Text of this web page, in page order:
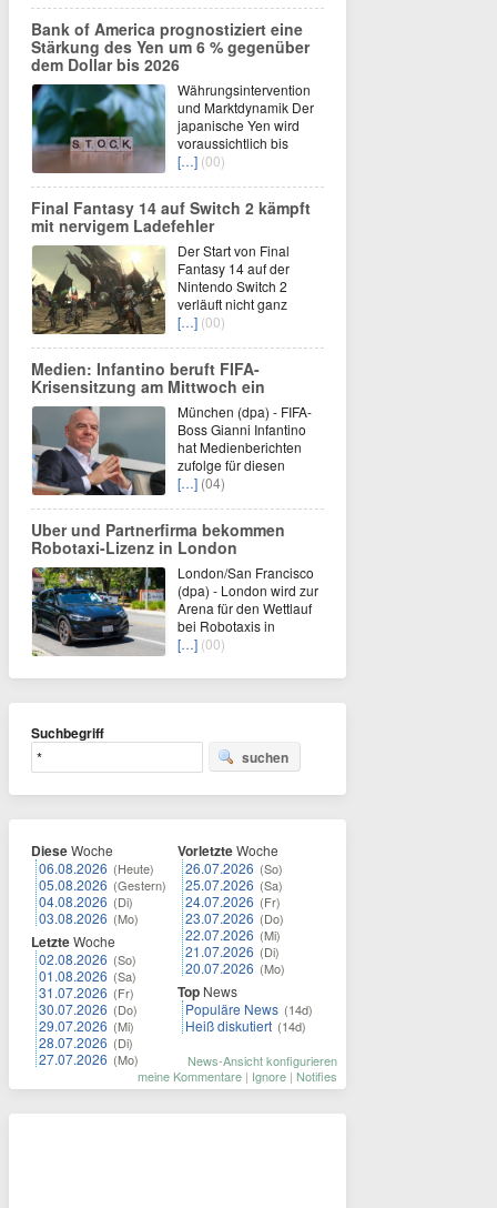
Bank of America prognostiziert eine
Stärkung des Yen um 6 % gegenüber
dem Dollar bis 2026
Währungsintervention
und Marktdynamik Der
japanische Yen wird
voraussichtlich bis
[…] (00)
Final Fantasy 14 auf Switch 2 kämpft
mit nervigem Ladefehler
Der Start von Final
Fantasy 14 auf der
Nintendo Switch 2
verläuft nicht ganz
[…] (00)
Medien: Infantino beruft FIFA-
Krisensitzung am Mittwoch ein
München (dpa) - FIFA-
Boss Gianni Infantino
hat Medienberichten
zufolge für diesen
[…] (04)
Uber und Partnerfirma bekommen
Robotaxi-Lizenz in London
London/San Francisco
(dpa) - London wird zur
Arena für den Wettlauf
bei Robotaxis in
[…] (00)
Suchbegriff
suchen
DieseWoche
06.08.2026 (Heute)
05.08.2026 (Gestern)
04.08.2026 (Di)
03.08.2026 (Mo)
LetzteWoche
02.08.2026 (So)
01.08.2026 (Sa)
31.07.2026 (Fr)
30.07.2026 (Do)
29.07.2026 (Mi)
28.07.2026 (Di)
27.07.2026 (Mo)
VorletzteWoche
26.07.2026 (So)
25.07.2026 (Sa)
24.07.2026 (Fr)
23.07.2026 (Do)
22.07.2026 (Mi)
21.07.2026 (Di)
20.07.2026 (Mo)
Top News
Populäre News (14d)
Heiß diskutiert (14d)
News-Ansicht konfigurieren
meine Kommentare | Ignore | Notifies